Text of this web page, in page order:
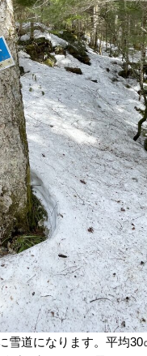
雪道になります。平均30